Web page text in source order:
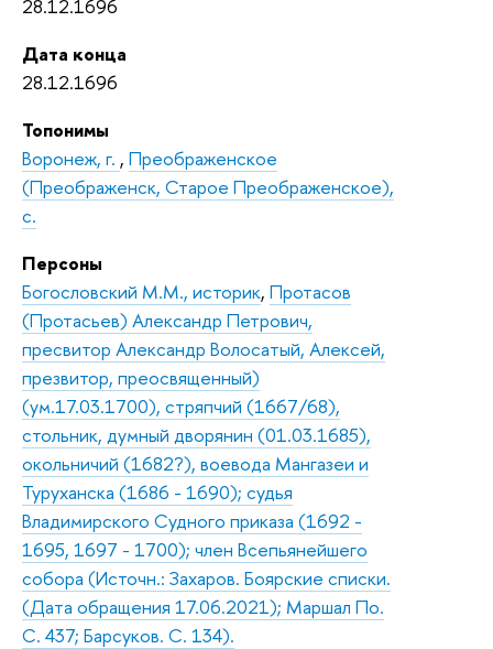
28.12.1696
Дата конца
28.12.1696
Топонимы
Воронеж, г. , Преображенское
(Преображенск, Старое Преображенское),
с.
Персоны
Богословский М.М., историк, Протасов
(Протасьев) Александр Петрович,
пресвитор Александр Волосатый, Алексей,
презвитор, преосвященный)
(ум.17.03.1700), стряпчий (1667/68),
стольник, думный дворянин (01.03.1685),
окольничий (1682?), воевода Мангазеи и
Туруханска (1686 - 1690); судья
Владимирского Судного приказа (1692 -
1695, 1697 - 1700); член Всепьянейшего
собора (Источн.: Захаров. Боярские списки.
(Дата обращения 17.06.2021); Маршал По.
С. 437; Барсуков. С. 134).